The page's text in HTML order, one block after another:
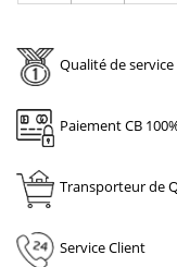
Qualité de service
Paiement CB
Transporteur de
Service Client